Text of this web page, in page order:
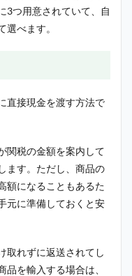
3つ用意されていて、自
べます。
直接現金を渡す方法で
関税の金額を案内して
ます。ただし、商品の
額になることもあるた
元に準備しておくと安
取れずに返送されてし
を輸入する場合は、